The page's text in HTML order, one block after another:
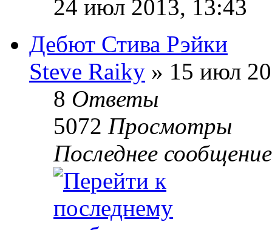
24 июл 2013, 13:43
Дебют Стива Рэйки
Steve Raiky » 15 июл
8 Ответы
5072 Просмотры
Последнее